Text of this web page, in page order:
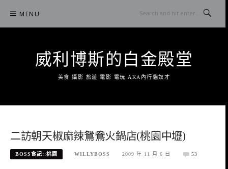
content
MENU
威利博斯的白金殿堂
美食 攝影 旅遊 電影 電玩 AKA內行貓奴才
二訪朝天椒麻辣鴛鴦火鍋店(桃園中壢)
BOSS食記::桃園 WILLYBOSS 2009 年 11 月 6 日 53